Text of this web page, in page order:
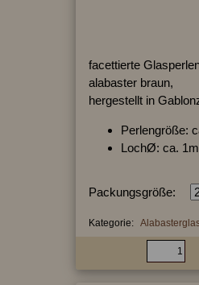
facettierte
alabaster braun,
hergestellt in
Perlengröße:
LochØ: ca.
Packungsgröße:
Kategorie: